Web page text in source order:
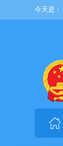
今天是：